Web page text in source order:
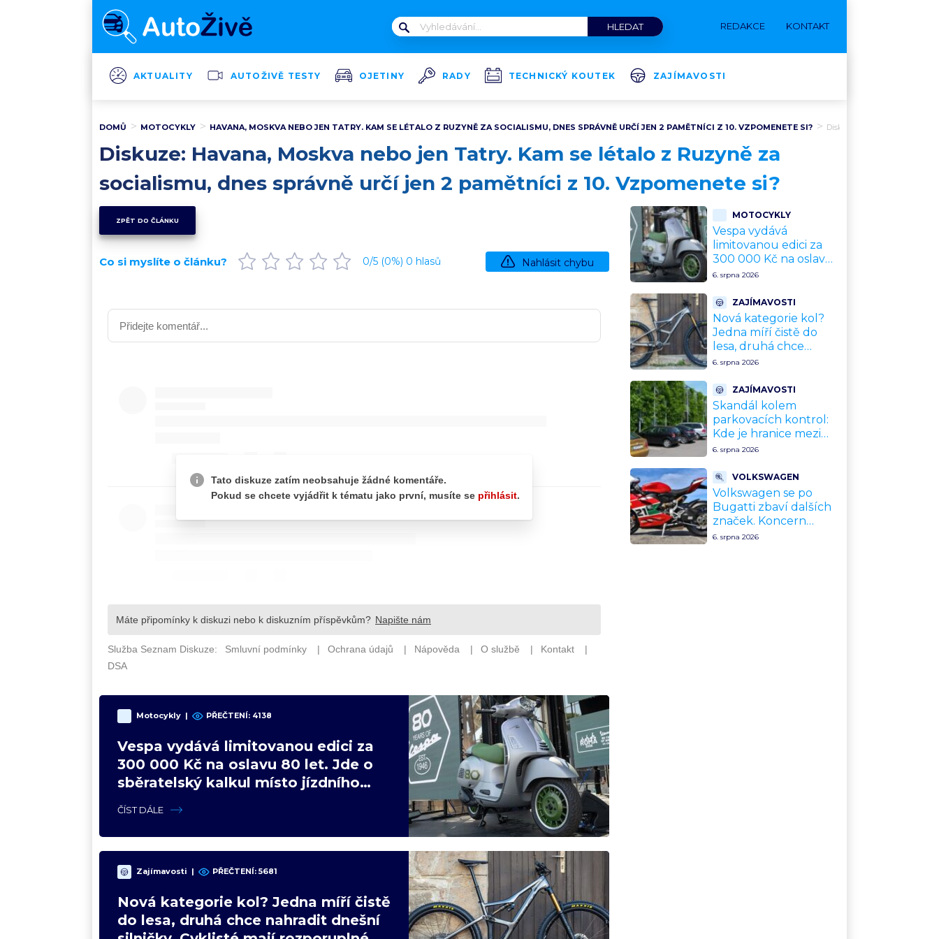
REDAKCE KONTAKT
AKTUALITY AUTOŽIVĚ TESTY OJETINY RADY TECHNICKÝ KOUTEK ZAJÍMAVOSTI
DOMŮ MOTOCYKLY HAVANA, MOSKVA NEBO JEN TATRY. KAM SE LÉTALO Z RUZYNĚ ZA SOCIALISMU, DNES SPRÁVNĚ URČÍ JEN 2 PAMĚTNÍCI Z 10. VZPOMENETE SI? Diskuze
Diskuze: Havana, Moskva nebo jen Tatry. Kam se létalo z Ruzyně za
socialismu, dnes správně určí jen 2 pamětníci z 10. Vzpomenete si?
ZPĚT DO ČLÁNKU
Co si myslíte o článku? 0/5 (0%) 0 hlasů Nahlásit chybu
Motocykly | PŘEČTENÍ: 4138
Vespa vydává limitovanou edici za
300 000 Kč na oslavu 80 let. Jde o
sběratelský kalkul místo jízdního
upgradu
ČÍST DÁLE
Zajímavosti | PŘEČTENÍ: 5681
Nová kategorie kol? Jedna míří čistě
do lesa, druhá chce nahradit dnešní
MOTOCYKLY
Vespa vydává
limitovanou edici za
300 000 Kč na oslavu
80 let. Jde o
místo jízdního
upgradu
6. srpna 2026
ZAJÍMAVOSTI
Nová kategorie kol?
Jedna míří čistě do
lesa, druhá chce
nahradit dnešní
rozporuplné názory
6. srpna 2026
ZAJÍMAVOSTI
Skandál kolem
parkovacích kontrol:
Kde je hranice mezi
kávou a úplatkem?
výhoda, velký
problém
6. srpna 2026
VOLKSWAGEN
Volkswagen se po
Bugatti zbaví dalších
značek. Koncern
přiznal, že jeho dekády
6. srpna 2026